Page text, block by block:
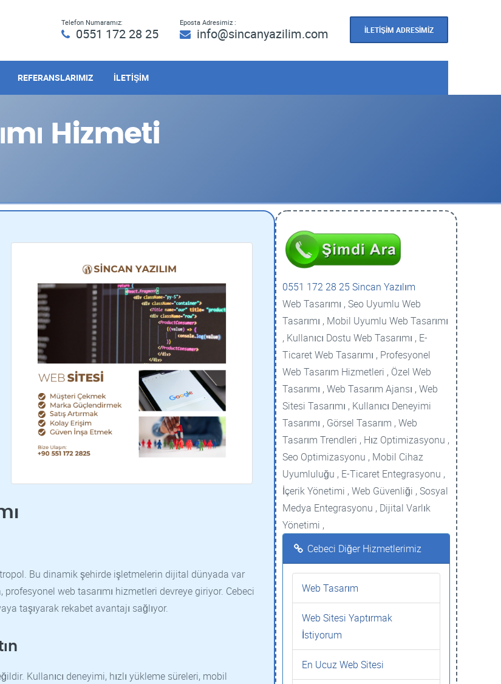
Telefon Numaramız:
0551 172 28 25
Eposta Adresimiz :
info@sincanyazilim.com İLETİŞİM ADRESİMİZ
REFERANSLARIMIZ İLETİŞİM
Hizmeti
Bu dinamik şehirde işletmelerin dijital dünyada var
web tasarımı hizmetleri devreye giriyor. Cebeci
taşıyarak rekabet avantajı sağlıyor.
Kullanıcı deneyimi, hızlı yükleme süreleri, mobil
0551 172 28 25 Sincan Yazılım
Web Tasarımı , Seo Uyumlu Web
Tasarımı , Mobil Uyumlu Web Tasarımı
, Kullanıcı Dostu Web Tasarımı , E-
Ticaret Web Tasarımı , Profesyonel
Web Tasarım Hizmetleri , Özel Web
Tasarımı , Web Tasarım Ajansı , Web
Sitesi Tasarımı , Kullanıcı Deneyimi
Tasarımı , Görsel Tasarım , Web
Tasarım Trendleri , Hız Optimizasyonu ,
Seo Optimizasyonu , Mobil Cihaz
Uyumluluğu , E-Ticaret Entegrasyonu ,
İçerik Yönetimi , Web Güvenliği , Sosyal
Medya Entegrasyonu , Dijital Varlık
Yönetimi ,
Cebeci Diğer Hizmetlerimiz
Web Tasarım
Web Sitesi Yaptırmak
İstiyorum
En Ucuz Web Sitesi